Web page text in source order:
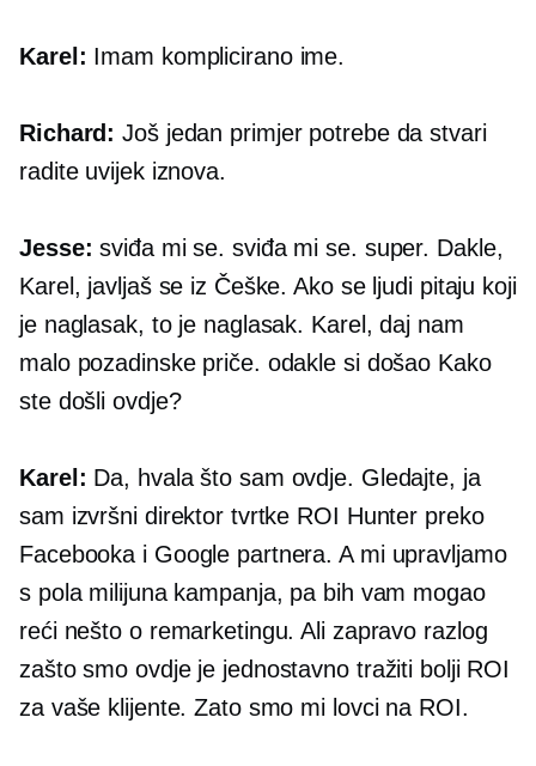
Karel: Imam komplicirano ime.
Richard: Još jedan primjer potrebe da stvari
radite uvijek iznova.
Jesse: sviđa mi se. sviđa mi se. super. Dakle,
Karel, javljaš se iz Češke. Ako se ljudi pitaju koji
je naglasak, to je naglasak. Karel, daj nam
malo pozadinske priče. odakle si došao Kako
ste došli ovdje?
Karel: Da, hvala što sam ovdje. Gledajte, ja
sam izvršni direktor tvrtke ROI Hunter preko
Facebooka i Google partnera. A mi upravljamo
s pola milijuna kampanja, pa bih vam mogao
reći nešto o remarketingu. Ali zapravo razlog
zašto smo ovdje je jednostavno tražiti bolji ROI
za vaše klijente. Zato smo mi lovci na ROI.